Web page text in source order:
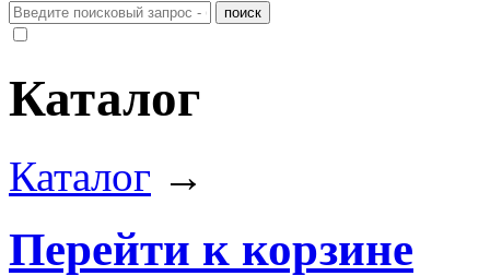
Каталог
Каталог →
Перейти к корзине